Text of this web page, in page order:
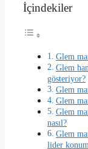
İçindekiler
Glem
Glem
gösteriyor?
Glem
Glem
Glem
nasıl?
Glem
lider